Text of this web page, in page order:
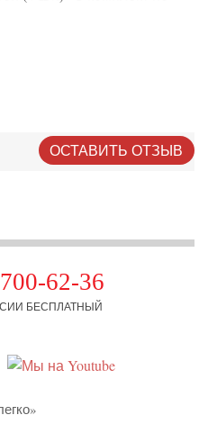
ОСТАВИТЬ ОТЗЫВ
62-36
БЕСПЛАТНЫЙ